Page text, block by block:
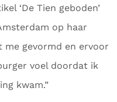
‘De Tien geboden’
op haar
me gevormd en ervoor
voel doordat ik
kwam.”